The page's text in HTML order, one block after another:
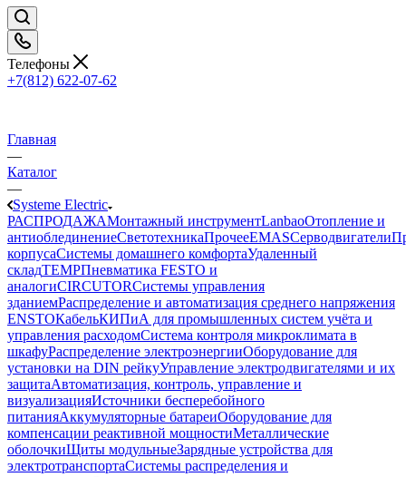
Телефоны
+7(812) 622-07-62
Главная
—
Каталог
—
Systeme Electric
РАСПРОДАЖАМонтажный инструментLanbaoОтопление и
антиоблединениеСветотехникаПрочееEMASCерводвигатели
корпусаСистемы домашнего комфортаУдаленный
складTEMPПневматика FESTO и
аналогиCIRCUTORСистемы управления
зданиемРаспределение и автоматизация среднего напряжения
ENSTOКабельКИПиА для промышленных систем учёта и
управления расходомСистема контроля микроклимата в
шкафуРаспределение электроэнергииОборудование для
установки на DIN рейкуУправление электродвигателями и их
защитаАвтоматизация, контроль, управление и
визуализацияИсточники бесперебойного
питанияАккумуляторные батареиОборудование для
компенсации реактивной мощностиМеталлические
оболочкиЩиты модульныеЗарядные устройства для
электротранспортаСистемы распределения и